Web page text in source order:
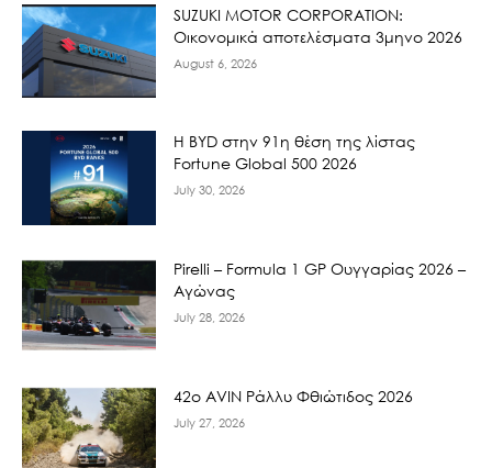
SUZUKI MOTOR CORPORATION:
Οικονομικά αποτελέσματα 3μηνο 2026
August 6, 2026
Η BYD στην 91η θέση της λίστας
Fortune Global 500 2026
July 30, 2026
Pirelli – Formula 1 GP Ουγγαρίας 2026 –
Αγώνας
July 28, 2026
42ο AVIN Ράλλυ Φθιώτιδος 2026
July 27, 2026